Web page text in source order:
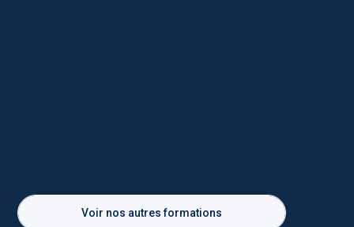
Voir nos autres formations